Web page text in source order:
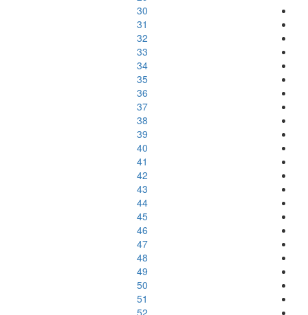
30
31
32
33
34
35
36
37
38
39
40
41
42
43
44
45
46
47
48
49
50
51